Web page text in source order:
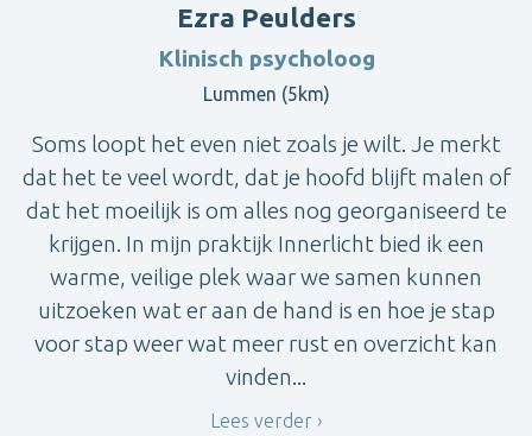
Ezra Peulders
Klinisch psycholoog
Lummen (5km)
Soms loopt het even niet zoals je wilt. Je merkt
dat het te veel wordt, dat je hoofd blijft malen of
dat het moeilijk is om alles nog georganiseerd te
krijgen. In mijn praktijk Innerlicht bied ik een
warme, veilige plek waar we samen kunnen
uitzoeken wat er aan de hand is en hoe je stap
voor stap weer wat meer rust en overzicht kan
vinden...
Lees verder